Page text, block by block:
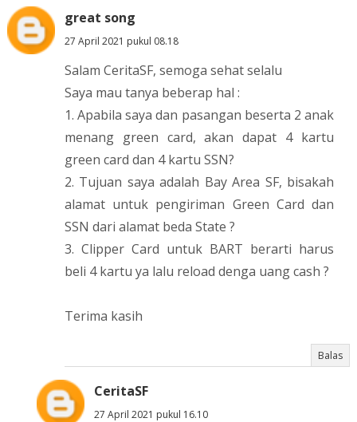
great song
27 April 2021 pukul 08.18
Salam CeritaSF, semoga sehat selalu
Saya mau tanya beberap hal :
1. Apabila saya dan pasangan beserta 2 anak
menang green card, akan dapat 4 kartu
green card dan 4 kartu SSN?
2. Tujuan saya adalah Bay Area SF, bisakah
alamat untuk pengiriman Green Card dan
SSN dari alamat beda State ?
3. Clipper Card untuk BART berarti harus
beli 4 kartu ya lalu reload denga uang cash ?
Terima kasih
Balas
CeritaSF
27 April 2021 pukul 16.10